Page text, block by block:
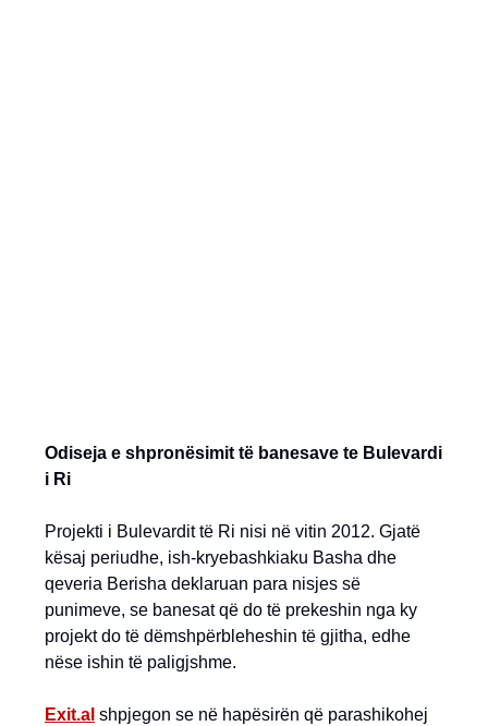
Odiseja e shpronësimit të banesave te Bulevardi
i Ri
Projekti i Bulevardit të Ri nisi në vitin 2012. Gjatë
kësaj periudhe, ish-kryebashkiaku Basha dhe
qeveria Berisha deklaruan para nisjes së
punimeve, se banesat që do të prekeshin nga ky
projekt do të dëmshpërbleheshin të gjitha, edhe
nëse ishin të paligjshme.
Exit.al shpjegon se në hapësirën që parashikohej